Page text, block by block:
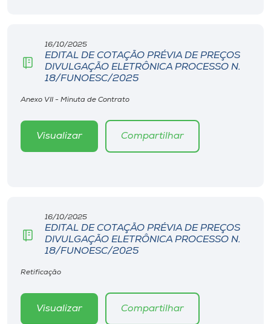
16/10/2025
EDITAL DE COTAÇÃO PRÉVIA DE PREÇOS
DIVULGAÇÃO ELETRÔNICA PROCESSO N.
18/FUNOESC/2025
Anexo VII - Minuta de Contrato
Visualizar Compartilhar
16/10/2025
EDITAL DE COTAÇÃO PRÉVIA DE PREÇOS
DIVULGAÇÃO ELETRÔNICA PROCESSO N.
18/FUNOESC/2025
Retificação
Visualizar Compartilhar